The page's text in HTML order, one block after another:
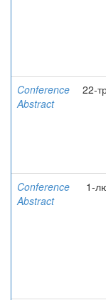
Conference
Abstract
22-
Conference
Abstract
1-